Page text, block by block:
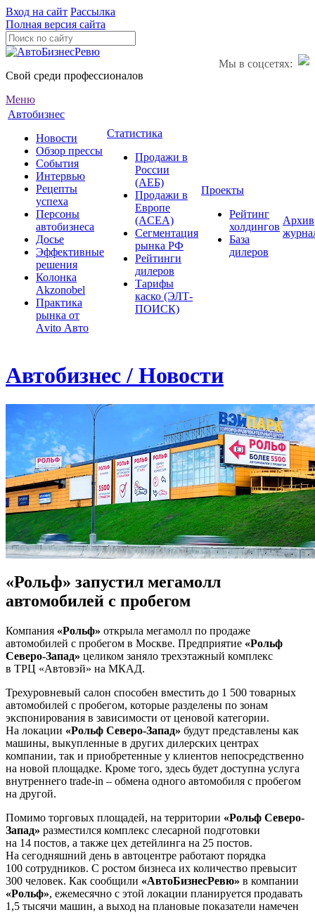
Вход на сайт Рассылка
Полная версия сайта
Мы в соцсетях:
Свой среди профессионалов
Меню
Автобизнес
Новости
Обзор прессы
События
Интервью
Рецепты
успеха
Персоны
автобизнеса
Досье
Эффективные
решения
Колонка
Akzonobel
Практика
рынка от
Аvito Авто
Статистика
Продажи в
России
(АЕБ)
Продажи в
Европе
(ACEA)
Сегментация
рынка РФ
Рейтинги
дилеров
Тарифы
каско (ЭЛТ-
ПОИСК)
Проекты
Рейтинг
холдингов
База
дилеров
Архив
Автобизнес / Новости
«Рольф» запустил мегамолл
автомобилей с пробегом
Компания «Рольф» открыла мегамолл по продаже
автомобилей с пробегом в Москве. Предприятие «Рольф
Северо-Запад» целиком заняло трехэтажный комплекс
в ТРЦ «Автовэй» на МКАД.
Трехуровневый салон способен вместить до 1 500 товарных
автомобилей с пробегом, которые разделены по зонам
экспонирования в зависимости от ценовой категории.
На локации «Рольф Северо-Запад» будут представлены как
машины, выкупленные в других дилерских центрах
компании, так и приобретенные у клиентов непосредственно
на новой площадке. Кроме того, здесь будет доступна услуга
внутреннего trade-in – обмена одного автомобиля с пробегом
на другой.
Помимо торговых площадей, на территории «Рольф Северо-
Запад» разместился комплекс слесарной подготовки
на 14 постов, а также цех детейлинга на 25 постов.
На сегодняшний день в автоцентре работают порядка
100 сотрудников. С ростом бизнеса их количество превысит
300 человек. Как сообщили «АвтоБизнесРевю» в компании
«Рольф», ежемесячно с этой локации планируется продавать
1,5 тысячи машин, а выход на плановые показатели намечен